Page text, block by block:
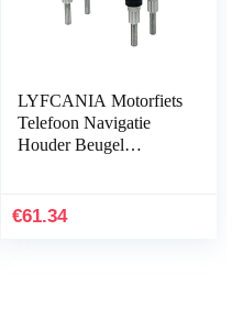
LYFCANIA Motorfiets
Telefoon Navigatie
Houder Beugel
F800GS F700GS
€61.34